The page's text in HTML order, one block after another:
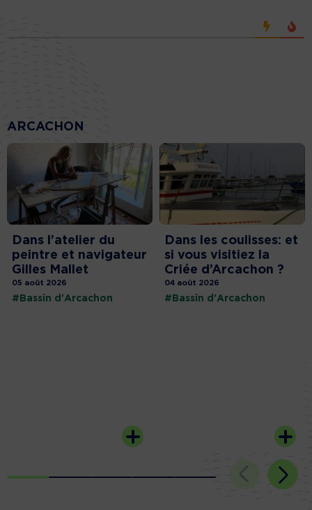
ARCACHON
Dans l’atelier du
peintre et navigateur
Gilles Mallet
05 août 2026
#Bassin d'Arcachon
Dans les coulisses: et
si vous visitiez la
Criée d’Arcachon ?
04 août 2026
#Bassin d'Arcachon